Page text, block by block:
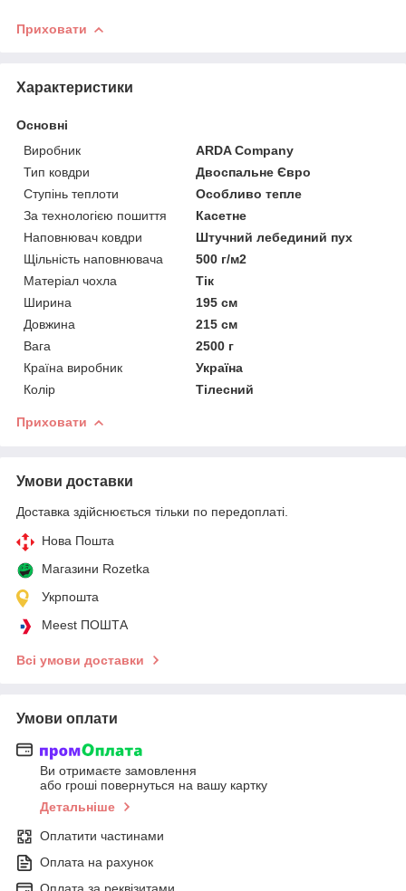
Приховати
Характеристики
Основні
Виробник
ARDA Company
Тип ковдри
Двоспальне Євро
Ступінь теплоти
Особливо тепле
За технологією пошиття
Касетне
Наповнювач ковдри
Штучний лебединий пух
Щільність наповнювача
500 г/м2
Матеріал чохла
Тік
Ширина
195 см
Довжина
215 см
Вага
2500 г
Країна виробник
Україна
Колір
Тілесний
Приховати
Умови доставки
Доставка здійснюється тільки по передоплаті.
Нова Пошта
Магазини Rozetka
Укрпошта
Meest ПОШТА
Всі умови доставки
Умови оплати
Ви отримаєте замовлення
або гроші повернуться на вашу картку
Детальніше
Оплатити частинами
Оплата на рахунок